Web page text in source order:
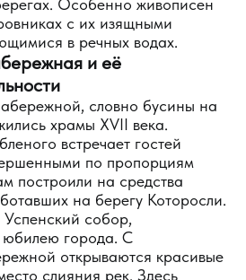
Особенно живописен
с их изящными
в речных водах.
и её
словно бусины на
храмы XVII века.
встречает гостей
по пропорциям
построили на средства
на берегу Которосли.
собор,
юбилею города. С
открываются красивые
слияния рек. Здесь